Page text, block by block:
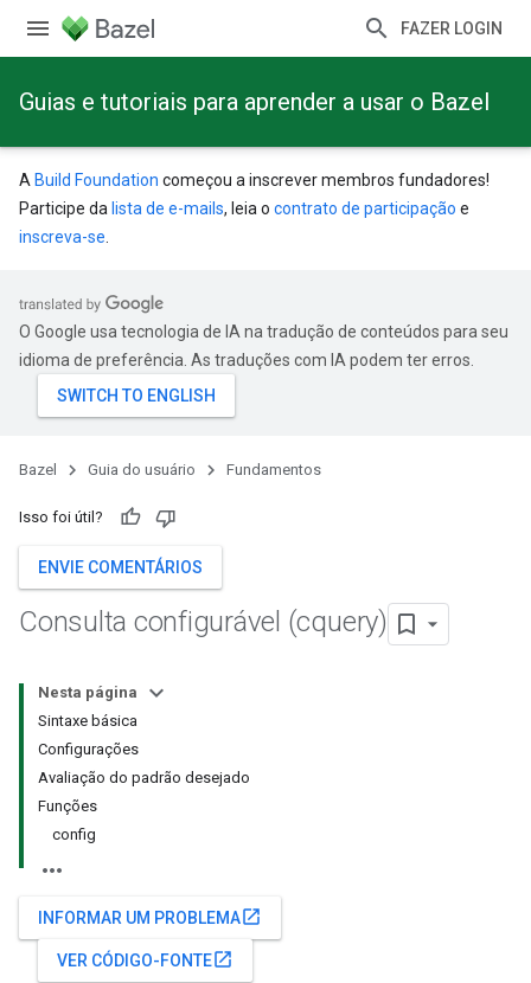
FAZER LOGIN
Guias e tutoriais para aprender a usar o Bazel
A Build Foundation começou a inscrever membros fundadores!
Participe da lista de e-mails, leia o contrato de participação e
inscreva-se
O Google usa tecnologia de IA na tradução de conteúdos para seu
idioma de preferência. As traduções com IA podem ter erros.
Bazel Guia do usuário Fundamentos
Isso foi útil?
ENVIE COMENTÁRIOS
Consulta configurável (cquery)
Nesta página
Sintaxe básica
Configurações
Avaliação do padrão desejado
Funções
config
INFORMAR UM PROBLEMAopen_in_new
VER CÓDIGO-FONTEopen_in_new